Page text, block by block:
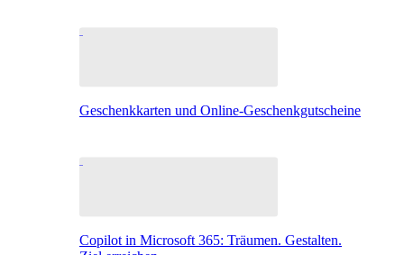
Geschenkkarten und Online-Geschenkgutscheine
Copilot in Microsoft 365: Träumen. Gestalten.